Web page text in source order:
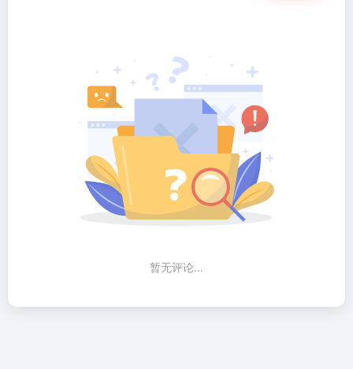
暂无评论...